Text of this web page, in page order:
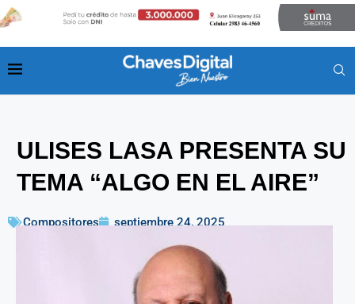
ULISES LASA PRESENTA SU
TEMA “ALGO EN EL AIRE”
Compositores septiembre 24, 2025